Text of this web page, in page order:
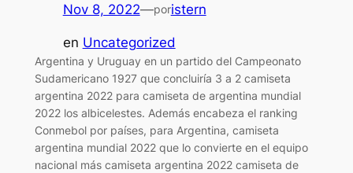
Nov 8, 2022—poristern
en Uncategorized
Argentina y Uruguay en un partido del Campeonato
Sudamericano 1927 que concluiría 3 a 2 camiseta
argentina 2022 para camiseta de argentina mundial
2022 los albicelestes. Además encabeza el ranking
Conmebol por países, para Argentina, camiseta
argentina mundial 2022 que lo convierte en el equipo
nacional más camiseta argentina 2022 camiseta de